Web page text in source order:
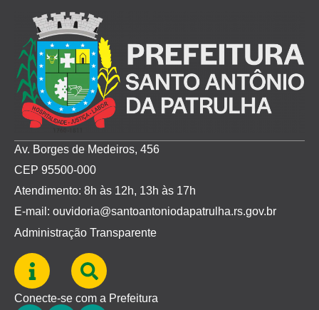
Av. Borges de Medeiros, 456
CEP 95500-000
Atendimento: 8h às 12h, 13h às 17h
E-mail: ouvidoria@santoantoniodapatrulha.rs.gov.br
Administração Transparente
Conecte-se com a Prefeitura